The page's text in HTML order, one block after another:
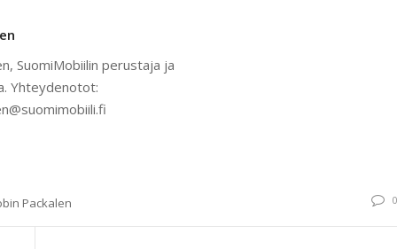
SuomiMobiilin perustaja ja
Yhteydenotot:
Packalen 0